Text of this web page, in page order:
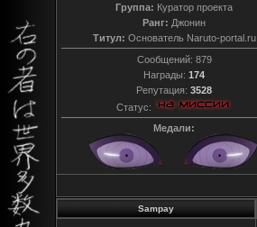
Группа: Куратор проекта
Ранг: Джонин
Титул: Основатель Naruto-portal.ru
Сообщений: 879
Награды: 174
Репутация: 3528
Статус:
Медали:
Sampay